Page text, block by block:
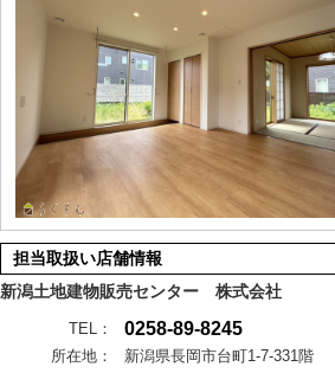
担当取扱い店舗情報
新潟土地建物販売センター 株式会社
TEL： 0258-89-8245
所在地：
新潟県長岡市台町1-7-331階